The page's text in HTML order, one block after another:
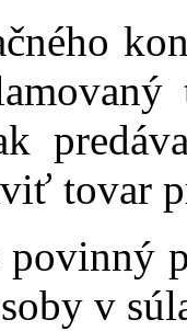
tovar
povinný
v